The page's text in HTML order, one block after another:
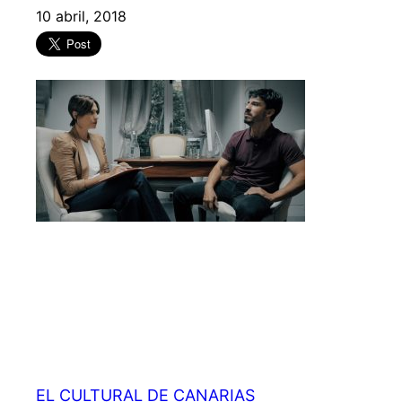
10 abril, 2018
EL CULTURAL DE CANARIAS